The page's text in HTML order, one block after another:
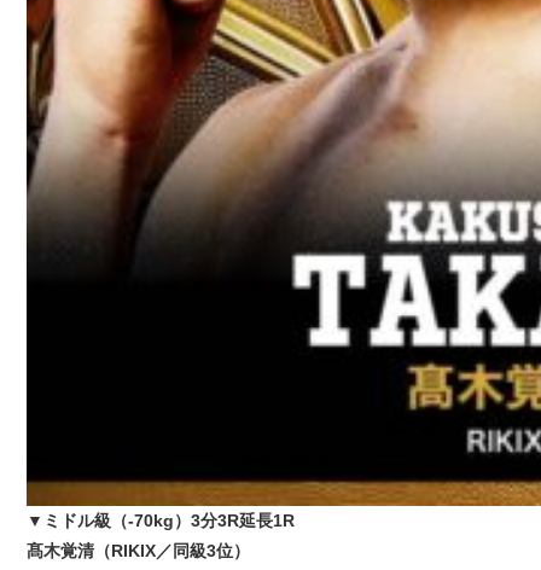
▼ミドル級（-70kg）3分3R延長1R
髙木覚清（RIKIX／同級3位）